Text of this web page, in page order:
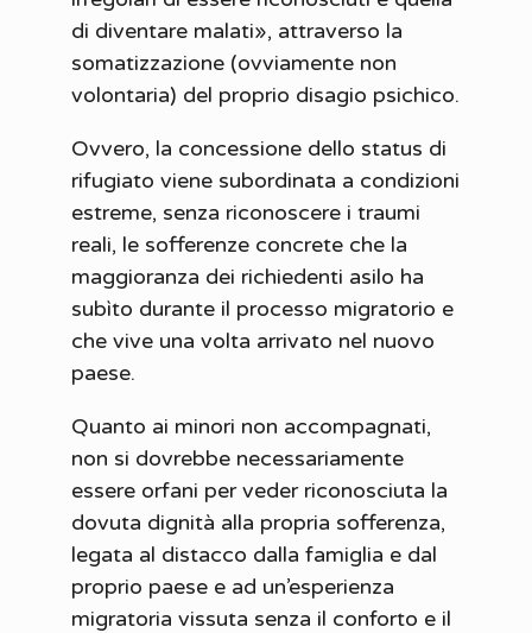
di diventare malati», attraverso la
somatizzazione (ovviamente non
volontaria) del proprio disagio psichico.
Ovvero, la concessione dello status di
rifugiato viene subordinata a condizioni
estreme, senza riconoscere i traumi
reali, le sofferenze concrete che la
maggioranza dei richiedenti asilo ha
subìto durante il processo migratorio e
che vive una volta arrivato nel nuovo
paese.
Quanto ai minori non accompagnati,
non si dovrebbe necessariamente
essere orfani per veder riconosciuta la
dovuta dignità alla propria sofferenza,
legata al distacco dalla famiglia e dal
proprio paese e ad un’esperienza
migratoria vissuta senza il conforto e il